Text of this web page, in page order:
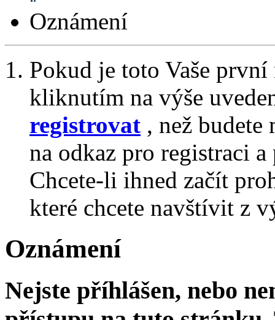
Oznámení
Pokud je toto Vaše
kliknutím na výše
registrovat , než
na odkaz pro registraci
Chcete-li ihned začít
které chcete navštívit z
Oznámení
Nejste příhlášen, nebo